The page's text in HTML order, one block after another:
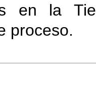
en la
proceso.